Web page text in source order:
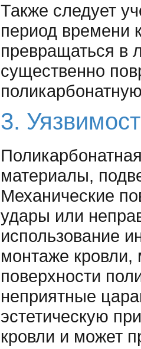
Также следует
период времени
превращаться в
существенно
3.
материалы,
Механические
удары или
использование
монтаже кровли,
поверхности
неприятные
эстетическую
кровли и может